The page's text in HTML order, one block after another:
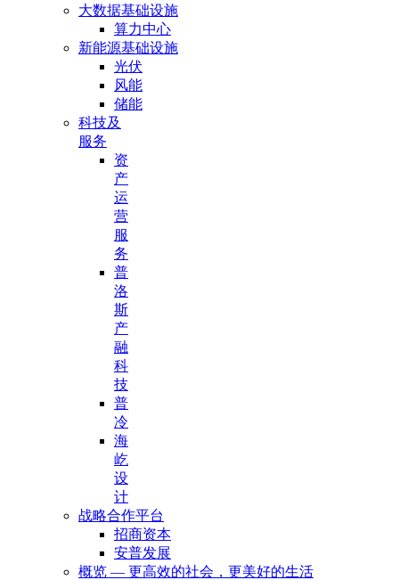
大数据基础设施
算力中心
新能源基础设施
光伏
风能
储能
科技及
服务
资
产
运
营
服
务
普
洛
斯
产
融
科
技
普
冷
海
屹
设
计
战略合作平台
招商资本
安普发展
概览 — 更高效的社会，更美好的生活